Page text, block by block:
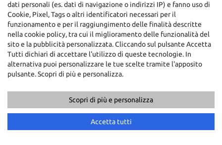
dinimotorssrl
dati personali (es. dati di navigazione o indirizzi IP) e fanno uso di
Cookie, Pixel, Tags o altri identificatori necessari per il
funzionamento e per il raggiungimento delle finalità descritte
nella cookie policy, tra cui il miglioramento delle funzionalità del
sito e la pubblicità personalizzata. Cliccando sul pulsante Accetta
Tutti dichiari di accettare l'utilizzo di queste tecnologie. In
alternativa puoi personalizzare le tue scelte tramite l'apposito
pulsante. Scopri di più e personalizza.
Scopri di più e personalizza
Accetta tutti